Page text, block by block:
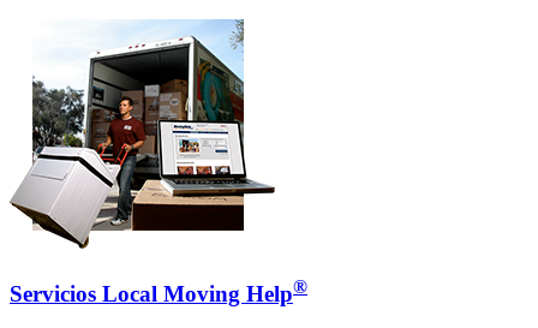
Servicios Local Moving Help®